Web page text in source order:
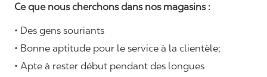
Ce que nous cherchons dans nos magasins :
• Des gens souriants
• Bonne aptitude pour le service à la clientèle;
• Apte à rester début pendant des longues